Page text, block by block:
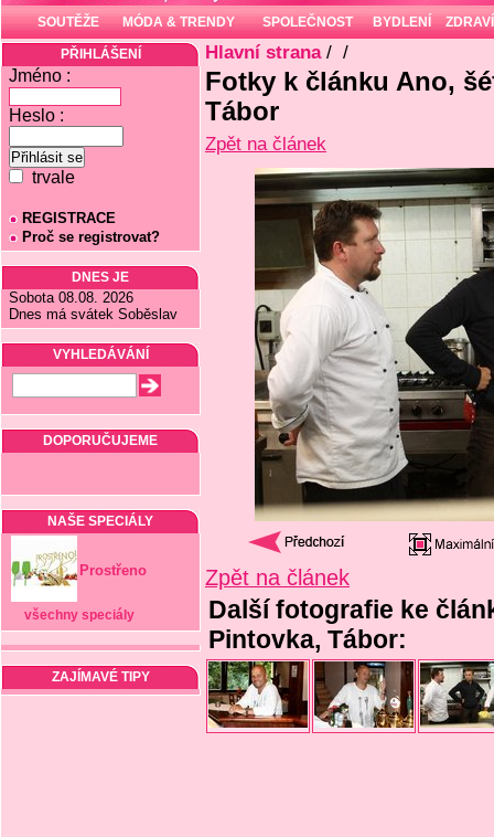
SOUTĚŽE MÓDA & TRENDY SPOLEČNOST BYDLENÍ ZDRAVÍ
PŘIHLÁŠENÍ
Jméno :
Heslo :
trvale
REGISTRACE
Proč se registrovat?
DNES JE
Sobota 08.08. 2026
Dnes má svátek Soběslav
VYHLEDÁVÁNÍ
DOPORUČUJEME
NAŠE SPECIÁLY
Prostřeno
všechny speciály
ZAJÍMAVÉ TIPY
Hlavní strana/ /
Fotky k článku Ano,
Tábor
Zpět na článek
Zpět na článek
Další fotografie ke
Pintovka, Tábor: